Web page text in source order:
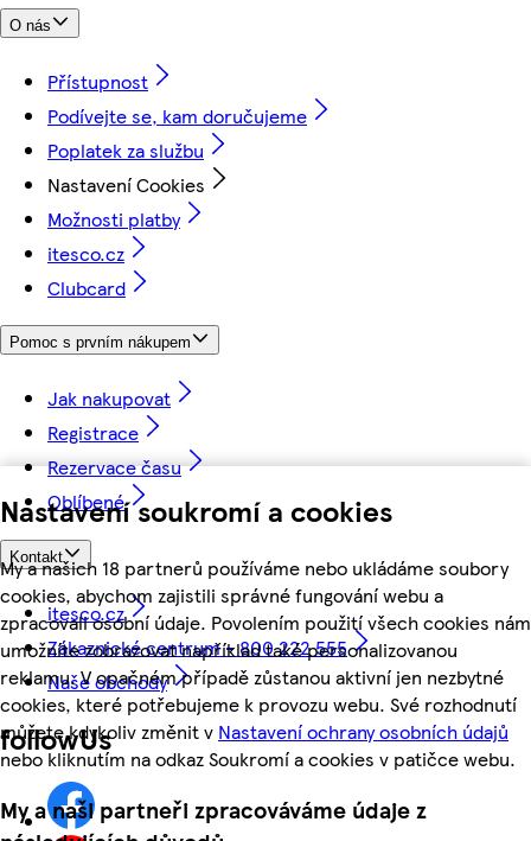
Nastavení soukromí a cookies
My a našich 18 partnerů používáme nebo ukládáme soubory
cookies, abychom zajistili správné fungování webu a
zpracovali osobní údaje. Povolením použití všech cookies nám
umožníte zobrazovat například také personalizovanou
reklamu. V opačném případě zůstanou aktivní jen nezbytné
cookies, které potřebujeme k provozu webu. Své rozhodnutí
můžete kdykoliv změnit v Nastavení ochrany osobních údajů
nebo kliknutím na odkaz Soukromí a cookies v patičce webu.
My a naši partneři zpracováváme údaje z
O nás
Přístupnost
Podívejte se, kam doručujeme
Poplatek za službu
Nastavení Cookies
Možnosti platby
itesco.cz
Clubcard
Pomoc s prvním nákupem
Jak nakupovat
Registrace
Rezervace času
Oblíbené
Kontakt
itesco.cz
Zákaznické centrum - 800 222 555
Naše obchody
followUs